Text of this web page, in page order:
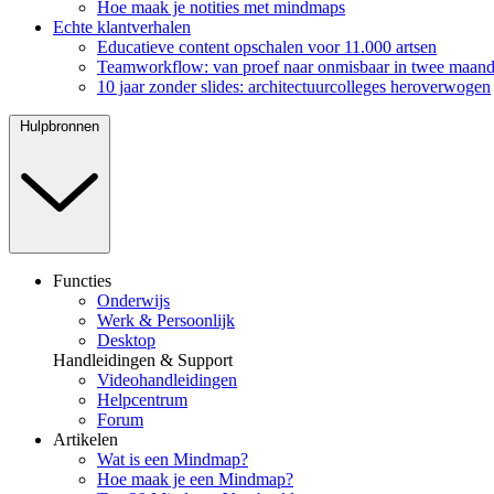
Hoe maak je notities met mindmaps
Echte klantverhalen
Educatieve content opschalen voor 11.000 artsen
Teamworkflow: van proef naar onmisbaar in twee
10 jaar zonder slides: architectuurcolleges heroverwogen
Hulpbronnen
Functies
Onderwijs
Werk & Persoonlijk
Desktop
Handleidingen & Support
Videohandleidingen
Helpcentrum
Forum
Artikelen
Wat is een Mindmap?
Hoe maak je een Mindmap?